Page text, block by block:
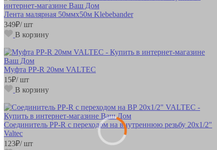
Лента малярная 50ммх50м Klebebander
349₽/ шт
В корзину
Муфта РР-R 20мм VALTEC
15₽/ шт
В корзину
Соединитель РР-R с переходом на внутреннюю резьбу 20х1/2"
Valteс
123₽/ шт